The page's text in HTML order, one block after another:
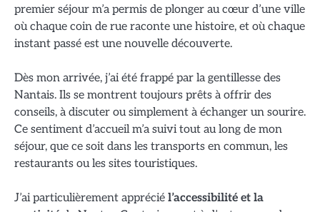
premier séjour m’a permis de plonger au cœur d’une ville
où chaque coin de rue raconte une histoire, et où chaque
instant passé est une nouvelle découverte.
Dès mon arrivée, j’ai été frappé par la gentillesse des
Nantais. Ils se montrent toujours prêts à offrir des
conseils, à discuter ou simplement à échanger un sourire.
Ce sentiment d’accueil m’a suivi tout au long de mon
séjour, que ce soit dans les transports en commun, les
restaurants ou les sites touristiques.
J’ai particulièrement apprécié l’accessibilité et la